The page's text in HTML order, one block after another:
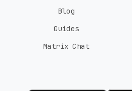
Blog
Guides
Matrix Chat